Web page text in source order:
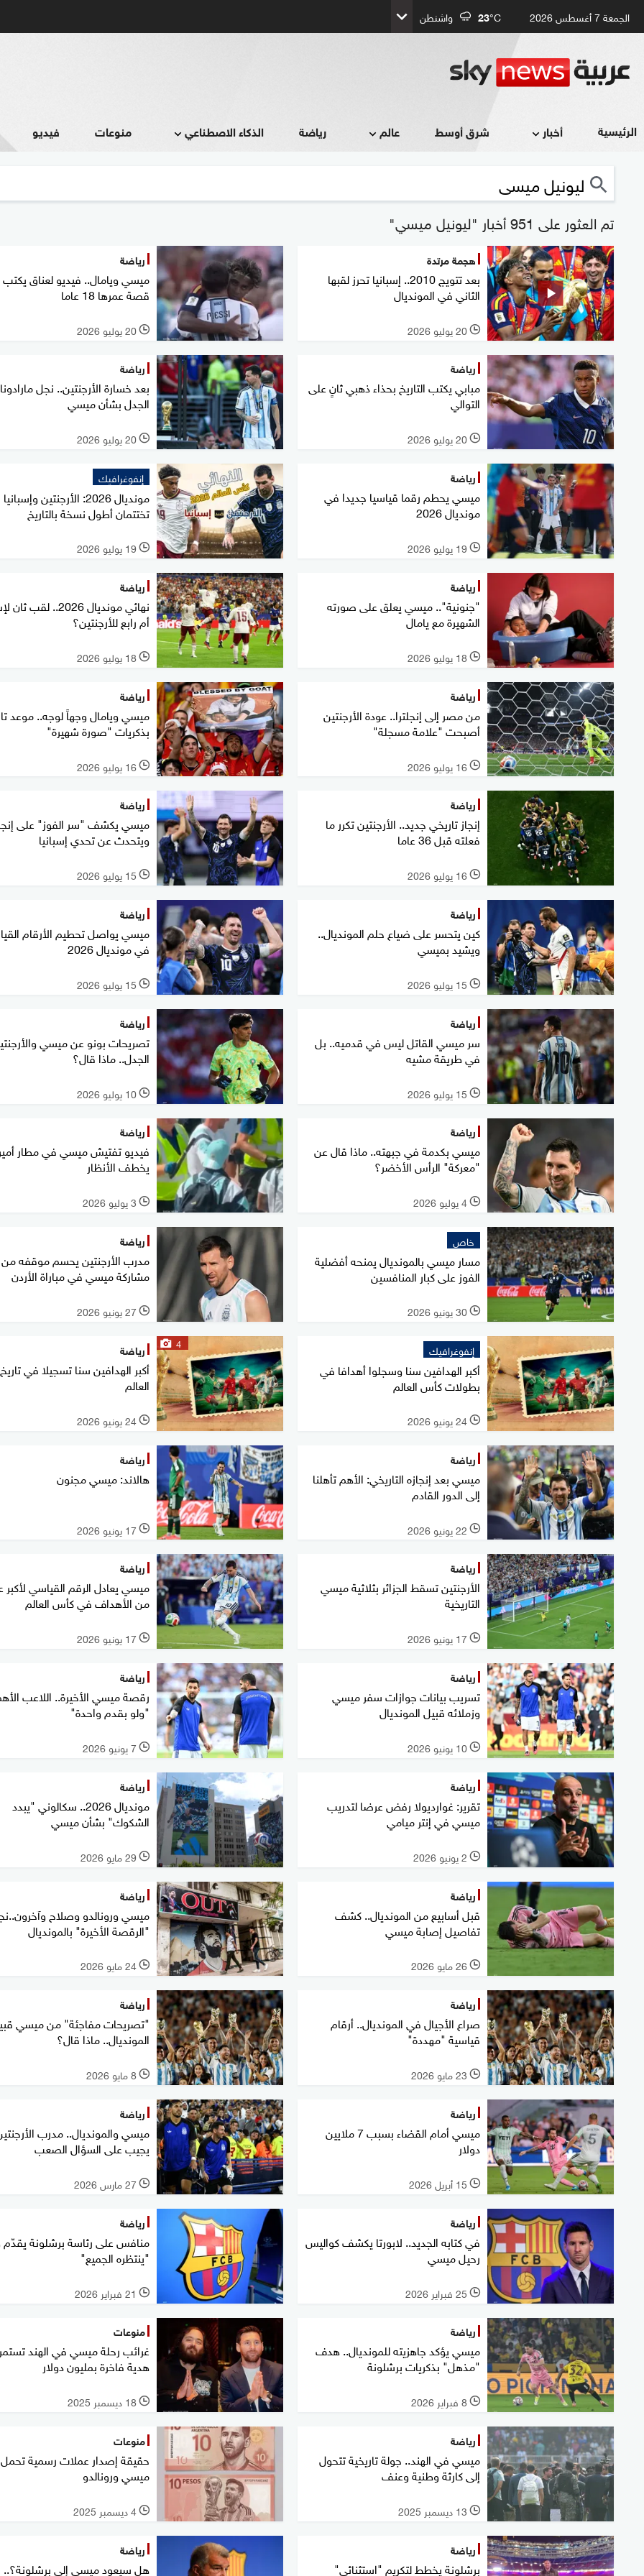
الجمعة 7 أغسطس 2026 23°C واشنطن
الرئيسية أخبار شرق أوسط عالم رياضة الذكاء الاصطناعي منوعات فيديو
تم العثور على 951 أخبار "ليونيل ميسي"
هجمة مرتدة
بعد تتويج 2010.. إسبانيا تحرز لقبها
الثاني في المونديال
l 20 يوليو 2026
رياضة
ميسي ويامال.. فيديو لعناق يكتب
قصة عمرها 18 عاما
l 20 يوليو 2026
رياضة
مبابي يكتب التاريخ بحذاء ذهبي ثانٍ على
التوالي
l 20 يوليو 2026
رياضة
بعد خسارة الأرجنتين.. نجل
الجدل بشأن ميسي
l 20 يوليو 2026
رياضة
ميسي يحطم رقما قياسيا جديدا في
مونديال 2026
l 19 يوليو 2026
إنفوغرافيك
مونديال 2026: الأرجنتين وإسبانيا
تختتمان أطول نسخة بالتاريخ
l 19 يوليو 2026
رياضة
"جنونية".. ميسي يعلق على صورته
الشهيرة مع يامال
l 18 يوليو 2026
رياضة
نهائي مونديال 2026.. لقب
أم رابع للأرجنتين؟
l 18 يوليو 2026
رياضة
من مصر إلى إنجلترا.. عودة الأرجنتين
أصبحت "علامة مسجلة"
l 16 يوليو 2026
رياضة
ميسي ويامال وجهاً لوجه.. موعد
بذكريات "صورة شهيرة"
l 16 يوليو 2026
رياضة
إنجاز تاريخي جديد.. الأرجنتين تكرر ما
فعلته قبل 36 عاما
l 16 يوليو 2026
رياضة
ميسي يكشف "سر الفوز" على
ويتحدث عن تحدي إسبانيا
l 15 يوليو 2026
رياضة
كين يتحسر على ضياع حلم المونديال..
ويشيد بميسي
l 15 يوليو 2026
رياضة
ميسي يواصل تحطيم الأرقام
في مونديال 2026
l 15 يوليو 2026
رياضة
سر ميسي القاتل ليس في قدميه.. بل
في طريقة مشيه
l 15 يوليو 2026
رياضة
تصريحات بونو عن ميسي
الجدل.. ماذا قال؟
l 10 يوليو 2026
رياضة
ميسي بكدمة في جبهته.. ماذا قال عن
"معركة" الرأس الأخضر؟
l 4 يوليو 2026
رياضة
فيديو تفتيش ميسي في مطار
يخطف الأنظار
l 3 يوليو 2026
خاص
مسار ميسي بالمونديال يمنحه أفضلية
الفوز على كبار المنافسين
l 30 يونيو 2026
رياضة
مدرب الأرجنتين يحسم موقفه من
مشاركة ميسي في مباراة الأردن
l 27 يونيو 2026
إنفوغرافيك
أكبر الهدافين سنا وسجلوا أهدافا في
بطولات كأس العالم
l 24 يونيو 2026
4 رياضة
أكبر الهدافين سنا تسجيلا في
العالم
l 24 يونيو 2026
رياضة
ميسي بعد إنجازه التاريخي: الأهم تأهلنا
إلى الدور القادم
l 22 يونيو 2026
رياضة
هالاند: ميسي مجنون
l 17 يونيو 2026
رياضة
الأرجنتين تسقط الجزائر بثلاثية ميسي
التاريخية
l 17 يونيو 2026
رياضة
ميسي يعادل الرقم القياسي لأكبر
من الأهداف في كأس العالم
l 17 يونيو 2026
رياضة
تسريب بيانات جوازات سفر ميسي
وزملائه قبيل المونديال
l 10 يونيو 2026
رياضة
رقصة ميسي الأخيرة.. اللاعب
"ولو بقدم واحدة"
l 7 يونيو 2026
رياضة
تقرير: غوارديولا رفض عرضا لتدريب
ميسي في إنتر ميامي
l 2 يونيو 2026
رياضة
مونديال 2026.. سكالوني "يبدد
الشكوك" بشأن ميسي
l 29 مايو 2026
رياضة
قبل أسابيع من المونديال.. كشف
تفاصيل إصابة ميسي
l 26 مايو 2026
رياضة
ميسي ورونالدو وصلاح
"الرقصة الأخيرة" بالمونديال
l 24 مايو 2026
رياضة
صراع الأجيال في المونديال.. أرقام
قياسية "مهددة"
l 23 مايو 2026
رياضة
"تصريحات مفاجئة" من ميسي
المونديال.. ماذا قال؟
l 8 مايو 2026
رياضة
ميسي أمام القضاء بسبب 7 ملايين
دولار
l 15 أبريل 2026
رياضة
ميسي والمونديال.. مدرب
يجيب على السؤال الصعب
l 27 مارس 2026
رياضة
في كتابه الجديد.. لابورتا يكشف كواليس
رحيل ميسي
l 25 فبراير 2026
رياضة
منافس على رئاسة برشلونة يقدّم
"ينتظره الجميع"
l 21 فبراير 2026
رياضة
ميسي يؤكد جاهزيته للمونديال.. هدف
"مذهل" بذكريات برشلونة
l 8 فبراير 2026
منوعات
غرائب رحلة ميسي في الهند
هدية فاخرة بمليون دولار
l 18 ديسمبر 2025
رياضة
ميسي في الهند.. جولة تاريخية تتحول
إلى كارثة وطنية وعنف
l 13 ديسمبر 2025
منوعات
حقيقة إصدار عملات رسمية
ميسي ورونالدو
l 4 ديسمبر 2025
رياضة
برشلونة يخطط لتكريم "استثنائي"
رياضة
هل سيعود ميسي إلى